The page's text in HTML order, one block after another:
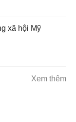
xã hội Mỹ
Xem thêm